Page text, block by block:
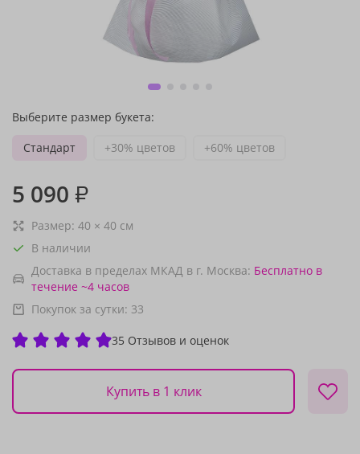
Выберите размер букета:
Стандарт
+30% цветов +60% цветов
5 090 ₽
Размер: 40 × 40 см
В наличии
Доставка в пределах МКАД в г. Москва: Бесплатно в
течение ~4 часов
Покупок за сутки: 33
35 Отзывов и оценок
Купить в 1 клик